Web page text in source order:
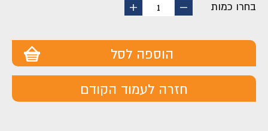
בחרו כמות
החסר
1
הוסף
הוספה לסל
חזרה לעמוד הקודם